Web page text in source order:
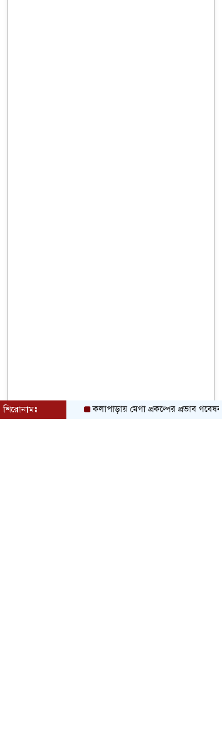
শিরোনামঃ কলাপাড়ায় মেগা প্রকল্পের প্রভাব